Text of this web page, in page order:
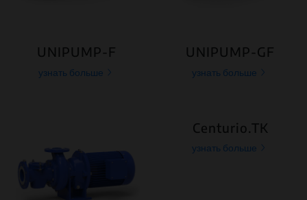
UNIPUMP-F
узнать больше
UNIPUMP-GF
узнать больше
Centurio.TK
узнать больше